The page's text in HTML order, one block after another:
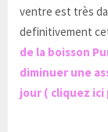
ventre est très
definitivement
de la boisson
diminuer une
jour ( cliquez